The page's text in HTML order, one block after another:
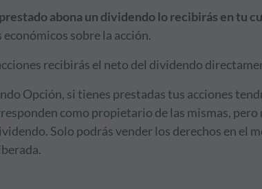
abona un dividendo lo recibirás en tu
sobre la acción.
recibirás el neto del dividendo
Opción, si tienes prestadas tus acciones
como propietario de las mismas, pero
Solo podrás vender los derechos en el